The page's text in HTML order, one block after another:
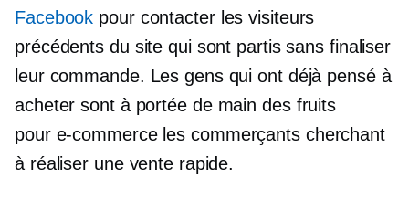
Facebook pour contacter les visiteurs
précédents du site qui sont partis sans finaliser
leur commande. Les gens qui ont déjà pensé à
acheter sont à portée de main des fruits
pour e-commerceles commerçants cherchant
à réaliser une vente rapide.